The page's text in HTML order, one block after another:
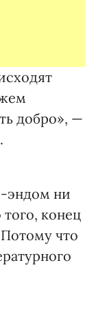
добро», —
эндом ни
конец
что